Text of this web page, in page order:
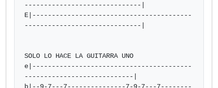
------------------------------|
E|-----------------------------------------
------------------------------|
SOLO LO HACE LA GUITARRA UNO
e|-----------------------------------------
----------------------------|